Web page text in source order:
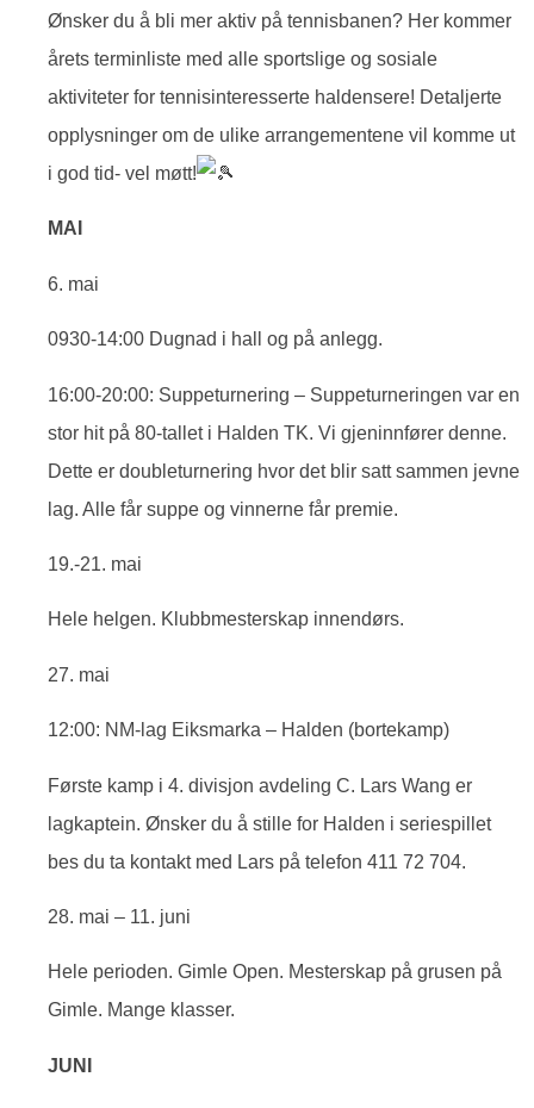
Ønsker du å bli mer aktiv på tennisbanen? Her kommer
årets terminliste med alle sportslige og sosiale
aktiviteter for tennisinteresserte haldensere! Detaljerte
opplysninger om de ulike arrangementene vil komme ut
i god tid- vel møtt!
MAI
6. mai
0930-14:00 Dugnad i hall og på anlegg.
16:00-20:00: Suppeturnering – Suppeturneringen var en
stor hit på 80-tallet i Halden TK. Vi gjeninnfører denne.
Dette er doubleturnering hvor det blir satt sammen jevne
lag. Alle får suppe og vinnerne får premie.
19.-21. mai
Hele helgen. Klubbmesterskap innendørs.
27. mai
12:00: NM-lag Eiksmarka – Halden (bortekamp)
Første kamp i 4. divisjon avdeling C. Lars Wang er
lagkaptein. Ønsker du å stille for Halden i seriespillet
bes du ta kontakt med Lars på telefon 411 72 704.
28. mai – 11. juni
Hele perioden. Gimle Open. Mesterskap på grusen på
Gimle. Mange klasser.
JUNI